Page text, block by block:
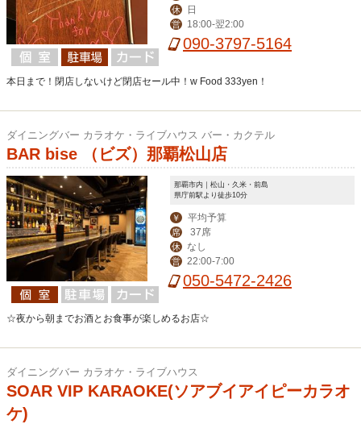
休 日
営 18:00-翌2:00
090-3797-5164
本日まで！閉店しないけど閉店セール中！w Food 333yen！
ダイニングバー カラオケ・ライブハウス バー・カクテル
BAR bise （ビズ）那覇松山店
那覇市内｜松山・久米・前島
県庁前駅より徒歩10分
￥ 平均予算
席 37席
休 なし
営 22:00-7:00
050-5472-2426
☆夜から朝までお酒とお食事が楽しめるお店☆
ダイニングバー カラオケ・ライブハウス
SOAR VIP KARAOKE(ソアブイアイピーカラオ
ケ)